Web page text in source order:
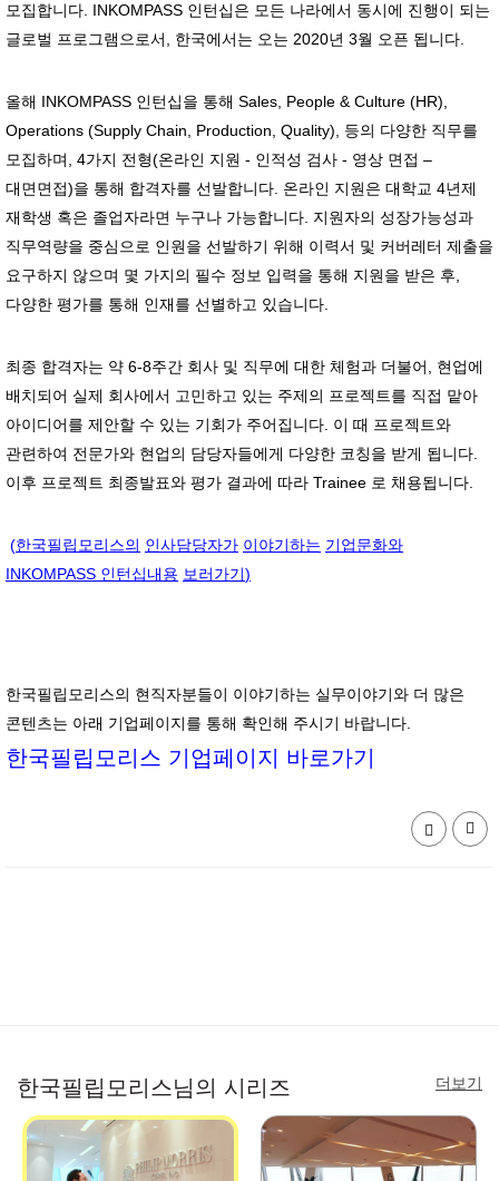
모집합니다. INKOMPASS 인턴십은 모든 나라에서 동시에 진행이 되는
글로벌 프로그램으로서, 한국에서는 오는 2020년 3월 오픈 됩니다.
올해 INKOMPASS 인턴십을 통해 Sales, People & Culture (HR),
Operations (Supply Chain, Production, Quality), 등의 다양한 직무를
모집하며, 4가지 전형(온라인 지원 - 인적성 검사 - 영상 면접 –
대면면접)을 통해 합격자를 선발합니다. 온라인 지원은 대학교 4년제
재학생 혹은 졸업자라면 누구나 가능합니다. 지원자의 성장가능성과
직무역량을 중심으로 인원을 선발하기 위해 이력서 및 커버레터 제출을
요구하지 않으며 몇 가지의 필수 정보 입력을 통해 지원을 받은 후,
다양한 평가를 통해 인재를 선별하고 있습니다.
최종 합격자는 약 6-8주간 회사 및 직무에 대한 체험과 더불어, 현업에
배치되어 실제 회사에서 고민하고 있는 주제의 프로젝트를 직접 맡아
아이디어를 제안할 수 있는 기회가 주어집니다. 이 때 프로젝트와
관련하여 전문가와 현업의 담당자들에게 다양한 코칭을 받게 됩니다.
이후 프로젝트 최종발표와 평가 결과에 따라 Trainee 로 채용됩니다.
(한국필립모리스의 인사담당자가 이야기하는 기업문화와
INKOMPASS 인턴십내용 보러가기)
한국필립모리스의 현직자분들이 이야기하는 실무이야기와 더 많은
콘텐츠는 아래 기업페이지를 통해 확인해 주시기 바랍니다.
한국필립모리스 기업페이지 바로가기
더보기
한국필립모리스님의 시리즈